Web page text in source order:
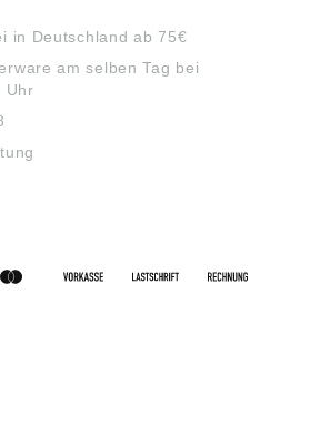
in Deutschland ab 75€
am selben Tag bei
Uhr